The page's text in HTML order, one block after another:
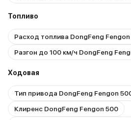
Топливо
Расход топлива DongFeng
Разгон до 100 км/ч DongFeng
Ходовая
Тип привода DongFeng Fengon
Клиренс DongFeng Fengon 500